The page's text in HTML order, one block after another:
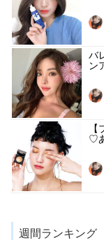
バ
ン
♡
週間ランキング